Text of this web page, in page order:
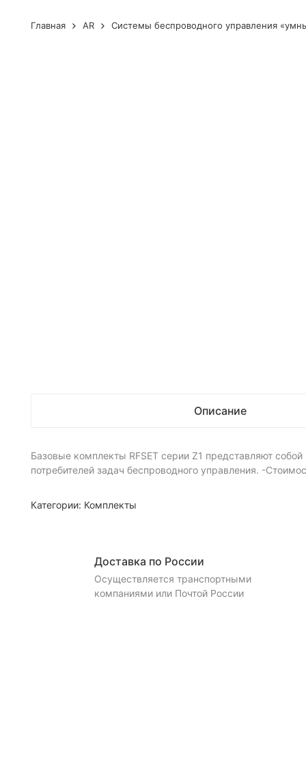
Главная AR Системы беспроводного управления
Описание
Базовые комплекты RFSET серии Z1 представляют
потребителей задач беспроводного управления. -
Категории: Комплекты
Доставка по России
Осуществляется транспортными
компаниями или Почтой России